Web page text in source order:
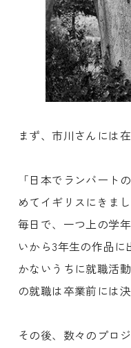
まず、市川さんには
「日本でランバート
めてイギリスにきま
毎日で、一つ上の学
いから3年生の作品
かないうちに就職活
の就職は卒業前には
その後、数々のプロ